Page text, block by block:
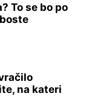
To se bo po
na kateri